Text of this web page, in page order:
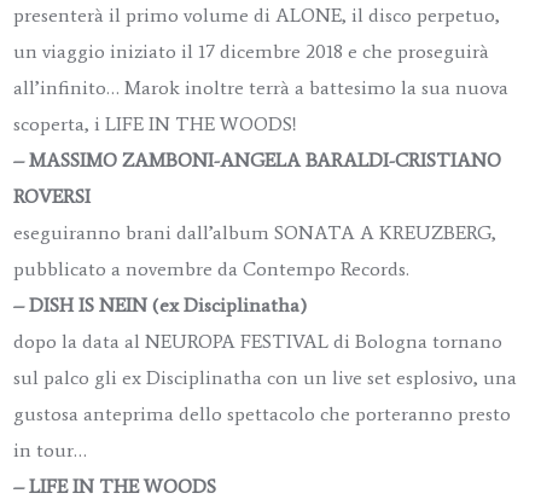
presenterà il primo volume di ALONE, il disco perpetuo,
un viaggio iniziato il 17 dicembre 2018 e che proseguirà
all’infinito… Marok inoltre terrà a battesimo la sua nuova
scoperta, i LIFE IN THE WOODS!
– MASSIMO ZAMBONI-ANGELA BARALDI-CRISTIANO
ROVERSI
eseguiranno brani dall’album SONATA A KREUZBERG,
pubblicato a novembre da Contempo Records.
– DISH IS NEIN (ex Disciplinatha)
dopo la data al NEUROPA FESTIVAL di Bologna tornano
sul palco gli ex Disciplinatha con un live set esplosivo, una
gustosa anteprima dello spettacolo che porteranno presto
in tour…
– LIFE IN THE WOODS